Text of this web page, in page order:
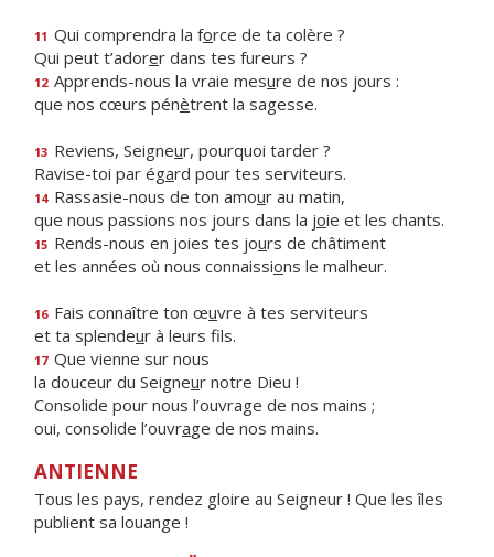
11 Qui comprendra la force de ta colère ?
Qui peut t’adorer dans tes fureurs ?
12 Apprends-nous la vraie mesure de nos jours :
que nos cœurs pénètrent la sagesse.
13 Reviens, Seigneur, pourquoi tarder ?
Ravise-toi par égard pour tes serviteurs.
14 Rassasie-nous de ton amour au matin,
que nous passions nos jours dans la joie et les chants.
15 Rends-nous en joies tes jours de châtiment
et les années où nous connaissions le malheur.
16 Fais connaître ton œuvre à tes serviteurs
et ta splendeur à leurs fils.
17 Que vienne sur nous
la douceur du Seigneur notre Dieu !
Consolide pour nous l’ouvrage de nos mains ;
oui, consolide l’ouvrage de nos mains.
ANTIENNE
Tous les pays, rendez gloire au Seigneur ! Que les îles
publient sa louange !